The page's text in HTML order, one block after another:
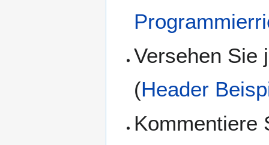
Versehen Sie
(Header
Kommentiere